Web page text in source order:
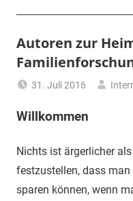
Autoren zur
31. Juli 2016
Willkommen
Nichts ist ärgerlicher
festzustellen, dass
sparen können, wenn